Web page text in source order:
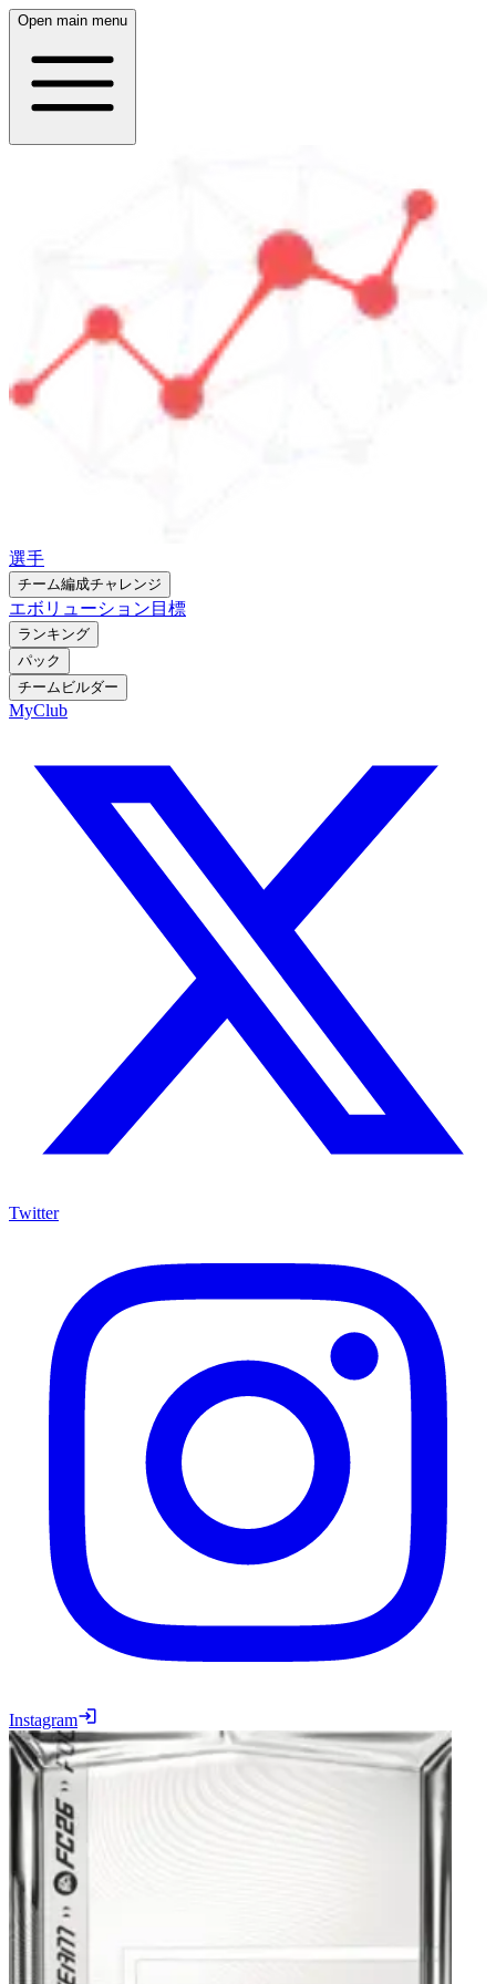
Open main menu
選手
チーム編成チャレンジ
エボリューション 目標
ランキング
パック
チームビルダー
MyClub
Twitter
Instagram